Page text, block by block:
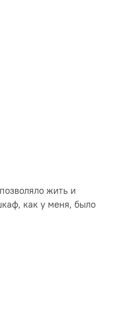
жить и
как у меня, было